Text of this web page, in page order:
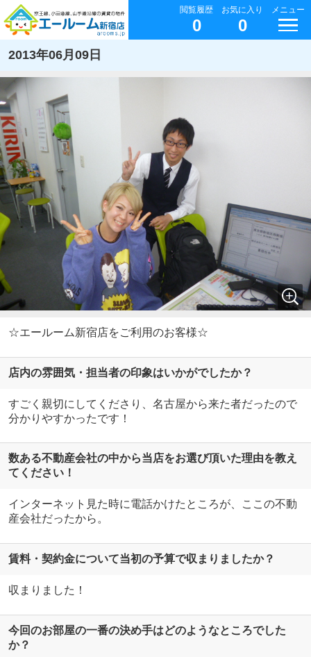
閲覧履歴
0
お気に入り
0
メニュー
2013年06月09日
☆エールーム新宿店をご利用のお客様☆
店内の雰囲気・担当者の印象はいかがでしたか？
すごく親切にしてくださり、名古屋から来た者だったので
分かりやすかったです！
数ある不動産会社の中から当店をお選び頂いた理由を教え
てください！
インターネット見た時に電話かけたところが、ここの不動
産会社だったから。
賃料・契約金について当初の予算で収まりましたか？
収まりました！
今回のお部屋の一番の決め手はどのようなところでした
か？